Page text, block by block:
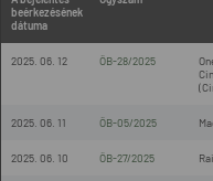
beérkezésének
dátuma
2025. 06. 12 ÖB-28/2025
2025. 06. 11 ÖB-05/2025
2025. 06. 10 ÖB-27/2025